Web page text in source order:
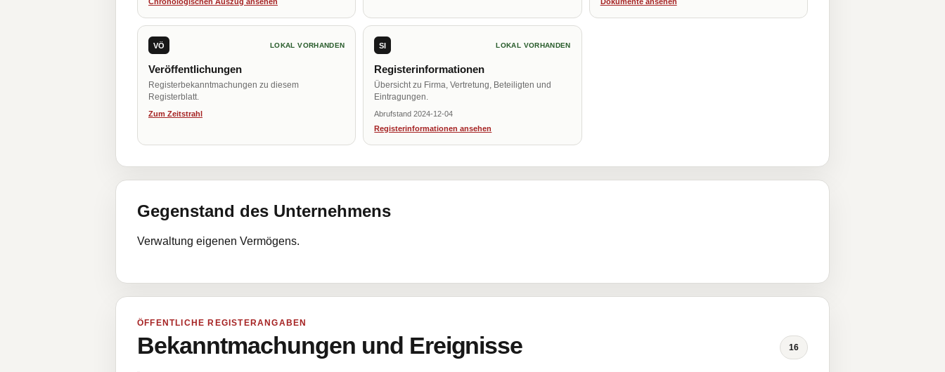
VÖ LOKAL VORHANDEN
Veröffentlichungen
Registerbekanntmachungen zu diesem
Registerblatt.
Zum Zeitstrahl
SI LOKAL VORHANDEN
Registerinformationen
Übersicht zu Firma, Vertretung, Beteiligten und
Eintragungen.
Abrufstand 2024-12-04
Registerinformationen ansehen
Gegenstand des Unternehmens
Verwaltung eigenen Vermögens.
ÖFFENTLICHE REGISTERANGABEN
Bekanntmachungen und Ereignisse 16